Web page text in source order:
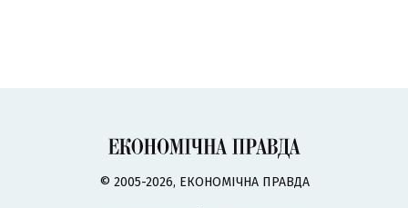
© 2005-2026, ЕКОНОМІЧНА ПРАВДА